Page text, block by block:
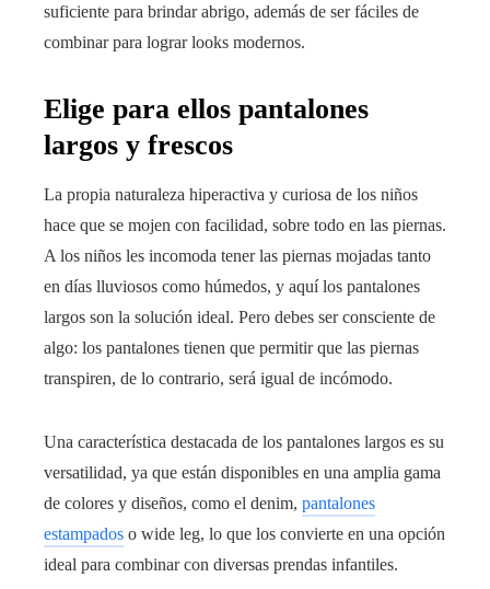
suficiente para brindar abrigo, además de ser fáciles de
combinar para lograr looks modernos.
Elige para ellos pantalones
largos y frescos
La propia naturaleza hiperactiva y curiosa de los niños
hace que se mojen con facilidad, sobre todo en las piernas.
A los niños les incomoda tener las piernas mojadas tanto
en días lluviosos como húmedos, y aquí los pantalones
largos son la solución ideal. Pero debes ser consciente de
algo: los pantalones tienen que permitir que las piernas
transpiren, de lo contrario, será igual de incómodo.
Una característica destacada de los pantalones largos es su
versatilidad, ya que están disponibles en una amplia gama
de colores y diseños, como el denim, pantalones
estampados o wide leg, lo que los convierte en una opción
ideal para combinar con diversas prendas infantiles.